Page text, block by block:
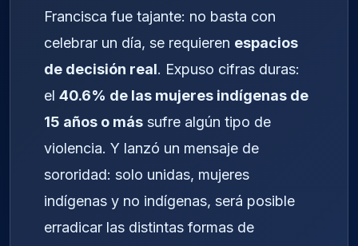
Francisca fue tajante: no basta con
celebrar un día, se requieren espacios
de decisión real. Expuso cifras duras:
el 40.6% de las mujeres indígenas de
15 años o más sufre algún tipo de
violencia. Y lanzó un mensaje de
sororidad: solo unidas, mujeres
indígenas y no indígenas, será posible
erradicar las distintas formas de